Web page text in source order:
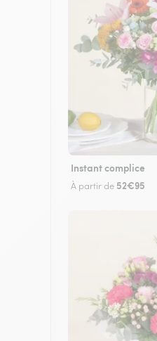
Instant complice
À partir de 52€95